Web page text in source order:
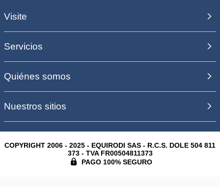
Visite
Servicios
Quiénes somos
Nuestros sitios
COPYRIGHT 2006 - 2025 - EQUIRODI SAS - R.C.S. DOLE 504 811
373 - TVA FR00504811373
PAGO 100% SEGURO